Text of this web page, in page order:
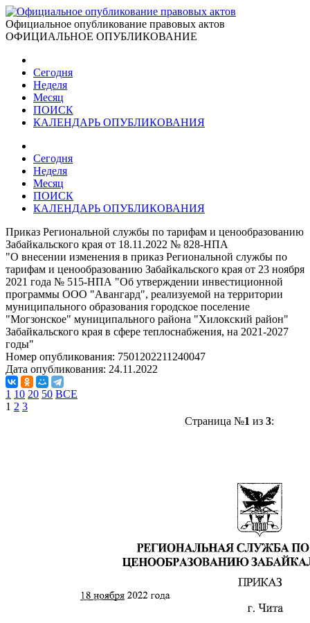
Официальное опубликование правовых актов
ОФИЦИАЛЬНОЕ ОПУБЛИКОВАНИЕ
Сегодня
Неделя
Месяц
ПОИСК
КАЛЕНДАРЬ ОПУБЛИКОВАНИЯ
Сегодня
Неделя
Месяц
ПОИСК
КАЛЕНДАРЬ ОПУБЛИКОВАНИЯ
Приказ Региональной службы по тарифам и ценообразованию
Забайкальского края от 18.11.2022 № 828-НПА
"О внесении изменения в приказ Региональной службы по
тарифам и ценообразованию Забайкальского края от 23 ноября
2021 года № 515-НПА "Об утверждении инвестиционной
программы ООО "Авангард", реализуемой на территории
муниципального образования городское поселение
"Могзонское" муниципального района "Хилокский район"
Забайкальского края в сфере теплоснабжения, на 2021-2027
годы"
Номер опубликования: 7501202211240047
Дата опубликования: 24.11.2022
1 10 20 50 ВСЕ
1 2 3
Страница №1 из 3: